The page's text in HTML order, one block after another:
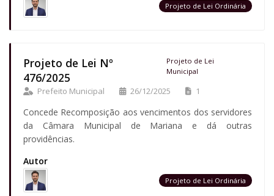
Projeto de Lei Ordinária
Projeto de Lei Nº
476/2025
Projeto de Lei
Municipal
Prefeito Municipal 26/12/2025 1
Concede Recomposição aos vencimentos dos servidores
da Câmara Municipal de Mariana e dá outras
providências.
Autor
Projeto de Lei Ordinária